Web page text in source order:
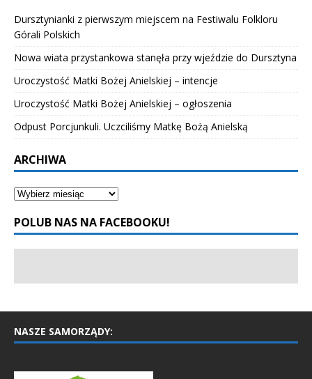
Dursztynianki z pierwszym miejscem na Festiwalu Folkloru
Górali Polskich
Nowa wiata przystankowa stanęła przy wjeździe do Dursztyna
Uroczystość Matki Bożej Anielskiej – intencje
Uroczystość Matki Bożej Anielskiej – ogłoszenia
Odpust Porcjunkuli. Uczciliśmy Matkę Bożą Anielską
ARCHIWA
POLUB NAS NA FACEBOOKU!
NASZE SAMORZĄDY: